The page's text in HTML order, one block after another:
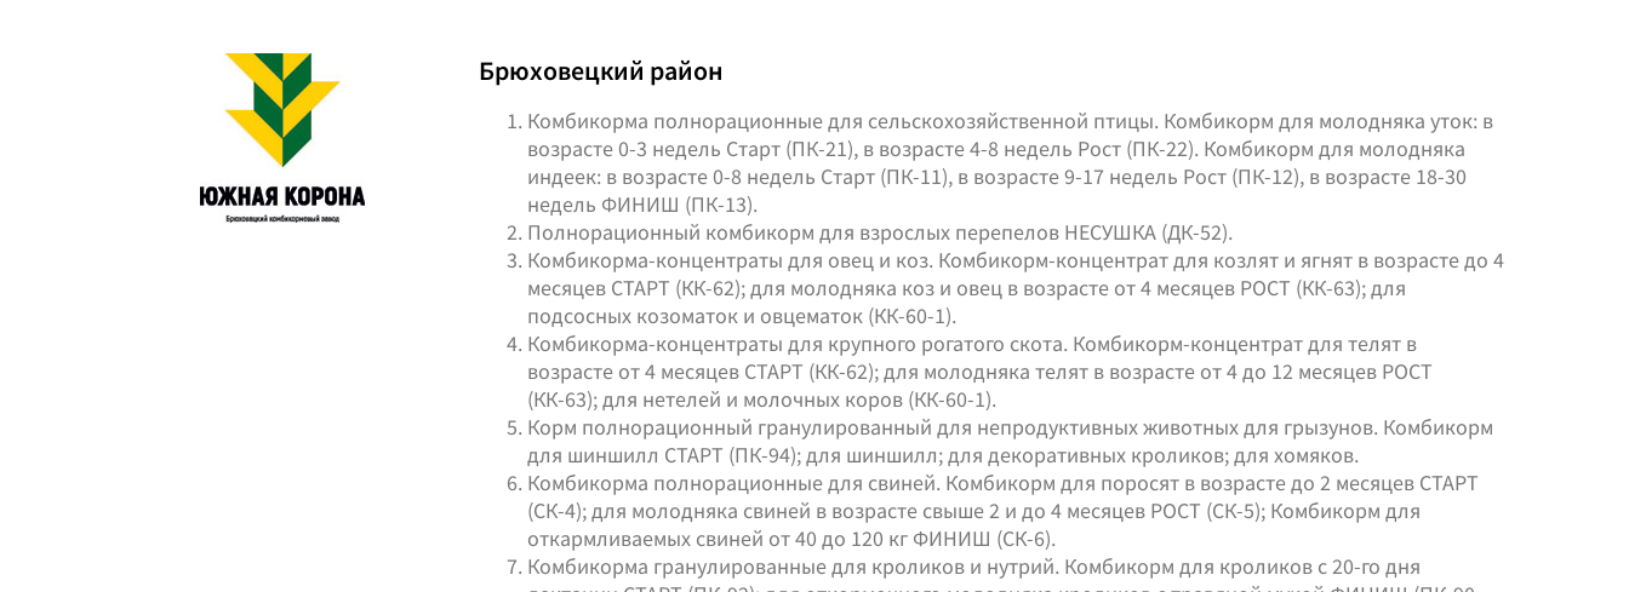
Брюховецкий район
Комбикорма полнорационные для сельскохозяйственной птицы. Комбикорм для молодняка уток: в
возрасте 0-3 недель Старт (ПК-21), в возрасте 4-8 недель Рост (ПК-22). Комбикорм для молодняка
индеек: в возрасте 0-8 недель Старт (ПК-11), в возрасте 9-17 недель Рост (ПК-12), в возрасте 18-30
недель ФИНИШ (ПК-13).
Полнорационный комбикорм для взрослых перепелов НЕСУШКА (ДК-52).
Комбикорма-концентраты для овец и коз. Комбикорм-концентрат для козлят и ягнят в возрасте до 4
месяцев СТАРТ (КК-62); для молодняка коз и овец в возрасте от 4 месяцев РОСТ (КК-63); для
подсосных козоматок и овцематок (КК-60-1).
Комбикорма-концентраты для крупного рогатого скота. Комбикорм-концентрат для телят в
возрасте от 4 месяцев СТАРТ (КК-62); для молодняка телят в возрасте от 4 до 12 месяцев РОСТ
(КК-63); для нетелей и молочных коров (КК-60-1).
Корм полнорационный гранулированный для непродуктивных животных для грызунов. Комбикорм
для шиншилл СТАРТ (ПК-94); для шиншилл; для декоративных кроликов; для хомяков.
Комбикорма полнорационные для свиней. Комбикорм для поросят в возрасте до 2 месяцев СТАРТ
(СК-4); для молодняка свиней в возрасте свыше 2 и до 4 месяцев РОСТ (СК-5); Комбикорм для
откармливаемых свиней от 40 до 120 кг ФИНИШ (СК-6).
Комбикорма гранулированные для кроликов и нутрий. Комбикорм для кроликов с 20-го дня